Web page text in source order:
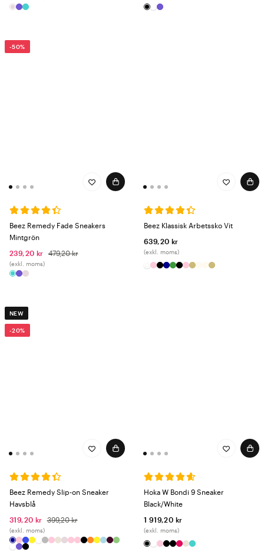
-50%
Beez Remedy Fade Sneakers
Mintgrön
239,20 kr
479,20 kr
(exkl. moms)
Beez Klassisk Arbetssko Vit
639,20 kr
(exkl. moms)
NEW
-20%
Beez Remedy Slip-on Sneaker
Havsblå
319,20 kr
399,20 kr
(exkl. moms)
Hoka W Bondi 9 Sneaker
Black/White
1 919,20 kr
(exkl. moms)